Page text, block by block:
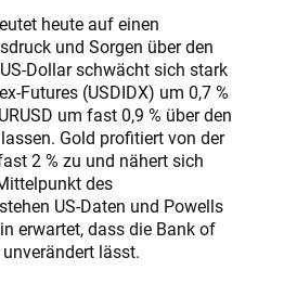
heute auf einen
und Sorgen über den
Dollar schwächt sich stark
Futures (USDIDX) um 0,7 %
um fast 0,9 % über den
Gold profitiert von der
2 % zu und nähert sich
des
US-Daten und Powells
erwartet, dass die Bank of
lässt.